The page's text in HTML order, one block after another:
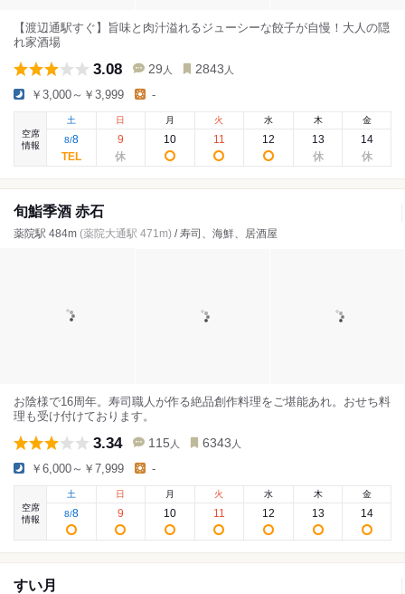
【渡辺通駅すぐ】旨味と肉汁溢れるジューシーな餃子が自慢！大人の隠
れ家酒場
3.08 29 人 2843 人
￥3,000～￥3,999 -
空席
情報
土
8/8
日
9
月
10
火
11
水
12
木
13
金
14
旬鮨季酒 赤石
薬院駅 484m (薬院大通駅 471m) / 寿司、海鮮、居酒屋
お陰様で16周年。寿司職人が作る絶品創作料理をご堪能あれ。おせち料
理も受け付けております。
3.34 115 人 6343 人
￥6,000～￥7,999 -
空席
情報
土
8/8
日
9
月
10
火
11
水
12
木
13
金
14
すい月